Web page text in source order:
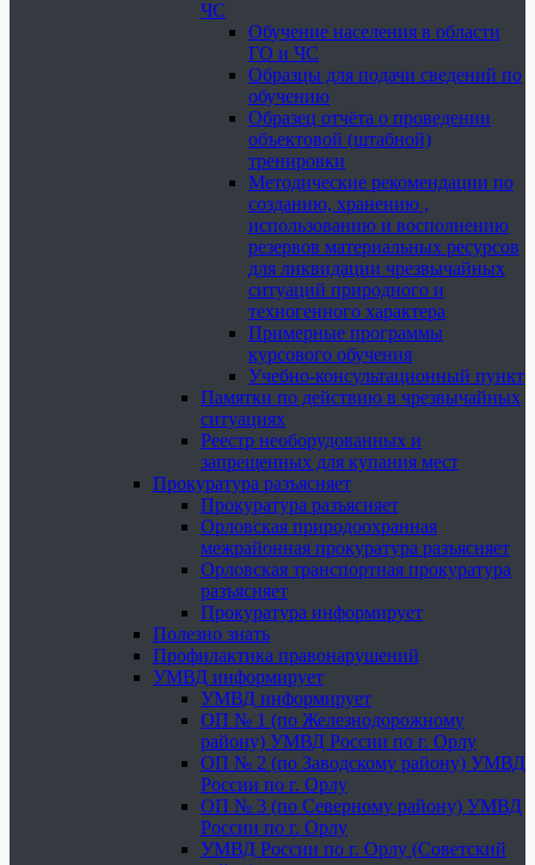
ЧС
Обучение населения в области
ГО и ЧС
Образцы для подачи сведений по
обучению
Образец отчёта о проведении
объектовой (штабной)
тренировки
Методические рекомендации по
созданию, хранению ,
использованию и восполнению
резервов материальных ресурсов
для ликвидации чрезвычайных
ситуаций природного и
техногенного характера
Примерные программы
курсового обучения
Учебно-консультационный пункт
Памятки по действию в чрезвычайных
ситуациях
Реестр необорудованных и
запрещенных для купания мест
Прокуратура разъясняет
Прокуратура разъясняет
Орловская природоохранная
межрайонная прокуратура разъясняет
Орловская транспортная прокуратура
разъясняет
Прокуратура информирует
Полезно знать
Профилактика правонарушений
УМВД информирует
УМВД информирует
ОП № 1 (по Железнодорожному
району) УМВД России по г. Орлу
ОП № 2 (по Заводскому району) УМВД
России по г. Орлу
ОП № 3 (по Северному району) УМВД
России по г. Орлу
УМВД России по г. Орлу (Советский